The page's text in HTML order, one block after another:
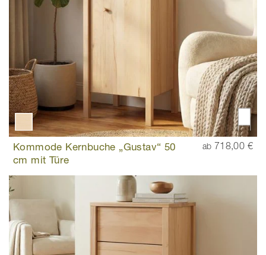
Kommode Kernbuche „Gustav“ 50
cm mit Türe
ab 718,00 €